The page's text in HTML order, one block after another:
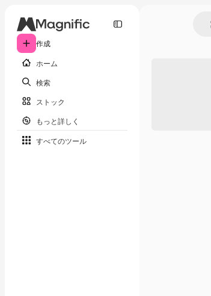
作成
ホーム
検索
ストック
もっと詳しく
すべてのツール